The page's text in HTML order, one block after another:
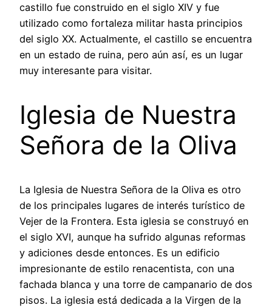
castillo fue construido en el siglo XIV y fue
utilizado como fortaleza militar hasta principios
del siglo XX. Actualmente, el castillo se encuentra
en un estado de ruina, pero aún así, es un lugar
muy interesante para visitar.
Iglesia de Nuestra
Señora de la Oliva
La Iglesia de Nuestra Señora de la Oliva es otro
de los principales lugares de interés turístico de
Vejer de la Frontera. Esta iglesia se construyó en
el siglo XVI, aunque ha sufrido algunas reformas
y adiciones desde entonces. Es un edificio
impresionante de estilo renacentista, con una
fachada blanca y una torre de campanario de dos
pisos. La iglesia está dedicada a la Virgen de la